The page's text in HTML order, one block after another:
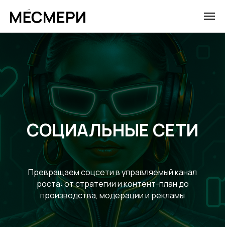
СОЦИАЛЬНЫЕ СЕТИ
Превращаем соцсети в управляемый канал
роста: от стратегии и контент-план до
производства, модерации и рекламы